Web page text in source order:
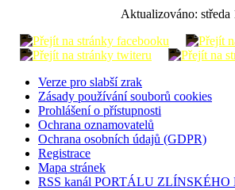
Aktualizováno: středa
Verze pro slabší zrak
Zásady používání souborů cookies
Prohlášení o přístupnosti
Ochrana oznamovatelů
Ochrana osobních údajů (GDPR)
Registrace
Mapa stránek
RSS kanál PORTÁLU ZLÍNSKÉHO